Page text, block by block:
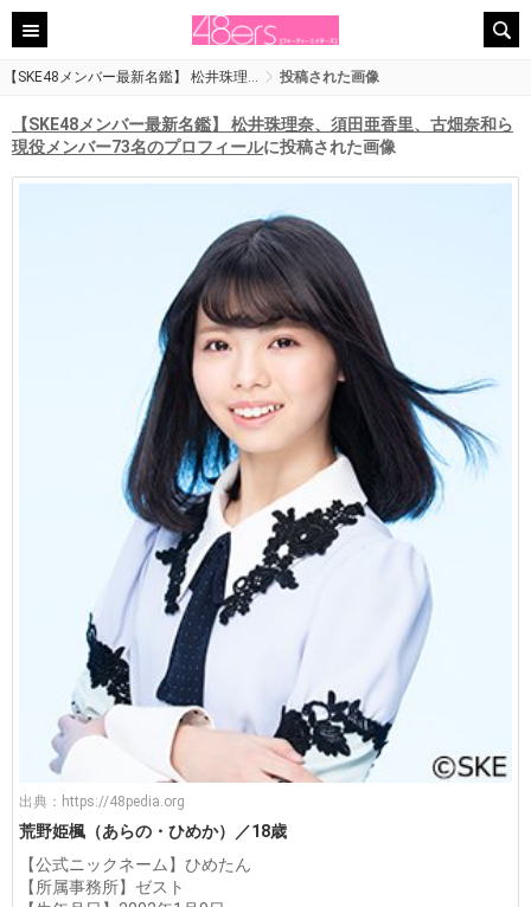
【SKE48メンバー最新名鑑】 松井珠理… 投稿された画像
【SKE48メンバー最新名鑑】 松井珠理奈、須田亜香里、古畑奈和ら
現役メンバー73名のプロフィールに投稿された画像
出典： https://48pedia.org
荒野姫楓（あらの・ひめか）／18歳
【公式ニックネーム】ひめたん
【所属事務所】ゼスト